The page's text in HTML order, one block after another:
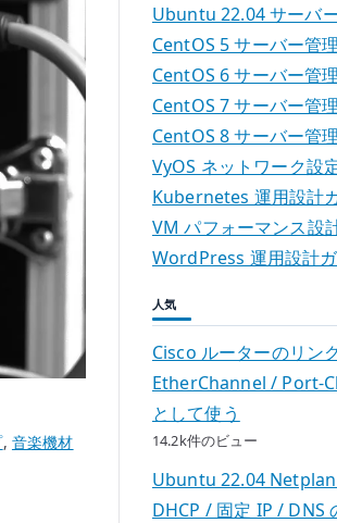
, 音楽機材
Ubuntu 22.04 サーバ
CentOS 5 サーバー管
CentOS 6 サーバー管
CentOS 7 サーバー管
CentOS 8 サーバー管
VyOS ネットワーク設
Kubernetes 運用設計
VM パフォーマンス設
WordPress 運用設計
人気
Cisco ルーターのリン
EtherChannel / Port-
として使う
14.2k件のビュー
Ubuntu 22.04
DHCP / 固定 IP / DNS